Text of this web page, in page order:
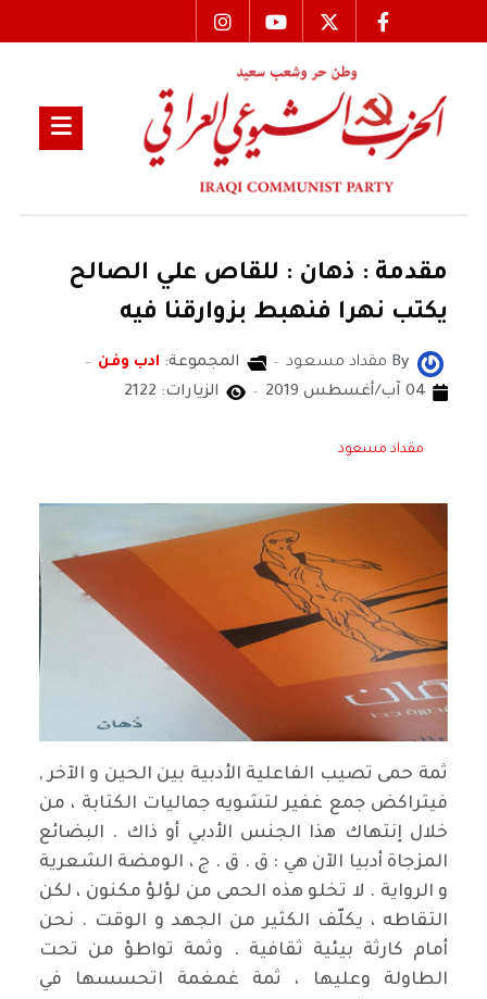
مقدمة : ذهان : للقاص علي الصالح
يكتب نهرا فنهبط بزوارقنا فيه
By مقداد مسعود المجموعة: ادب وفن
04 آب/أغسطس 2019
الزيارات: 2122
مقداد مسعود
ثمة حمى تصيب الفاعلية الأدبية بين الحين و الآخر ,
فيتراكض جمع غفير لتشويه جماليات الكتابة ، من
خلال إنتهاك هذا الجنس الأدبي أو ذاك . البضائع
المزجاة أدبيا الآن هي : ق . ق . ج ، الومضة الشعرية
و الرواية . لا تخلو هذه الحمى من لؤلؤ مكنون ، لكن
التقاطه ، يكلّف الكثير من الجهد و الوقت . نحن
أمام كارثة بيئية ثقافية . وثمة تواطؤ من تحت
الطاولة وعليها ، ثمة غمغمة اتحسسها في